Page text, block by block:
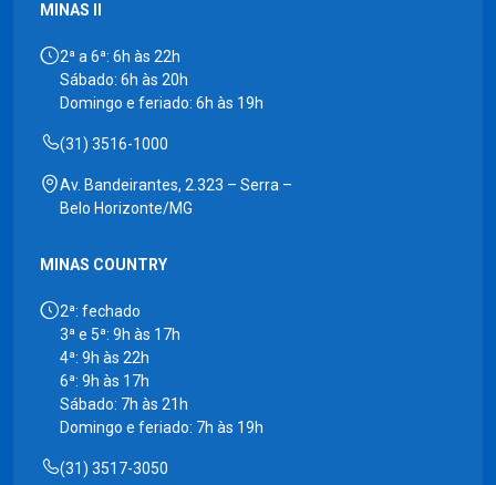
MINAS II
2ª a 6ª: 6h às 22h
Sábado: 6h às 20h
Domingo e feriado: 6h às 19h
(31) 3516-1000
Av. Bandeirantes, 2.323 – Serra –
Belo Horizonte/MG
MINAS COUNTRY
2ª: fechado
3ª e 5ª: 9h às 17h
4ª: 9h às 22h
6ª: 9h às 17h
Sábado: 7h às 21h
Domingo e feriado: 7h às 19h
(31) 3517-3050